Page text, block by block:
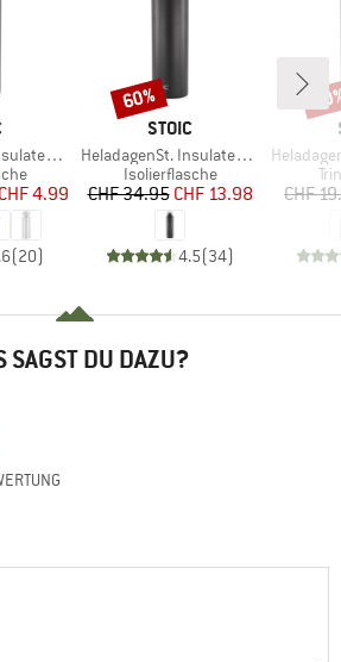
Bottle 500
Preis
CHF 4.99
(20)
MARKE
STOIC
Artikel
HeladagenSt. Insulated Stainless Steel Bottle 1L
Produktgruppe
Isolierflasche
Preis
CHF 34.95reduzierter Preis
CHF 13.98
4.5(34)
Rabatt
60%
Artikel
HeladagenSt.
CHF
SAGST DU DAZU?